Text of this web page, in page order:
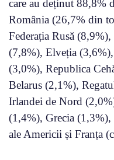
care au deținut 88,8%
România (26,7% din
Federația Rusă
(7,8%), Elveția
(3,0%), Republica
Belarus (2,1%),
Irlandei de Nord
(1,4%), Grecia
ale Americii și Franța